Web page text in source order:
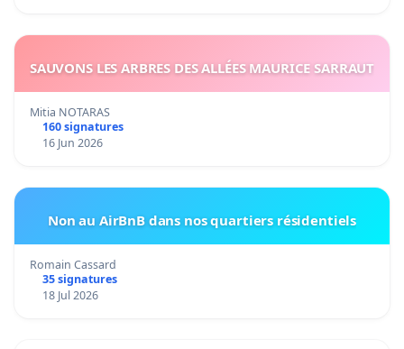
SAUVONS LES ARBRES DES ALLÉES MAURICE SARRAUT
Mitia NOTARAS
160 signatures
16 Jun 2026
Non au AirBnB dans nos quartiers résidentiels
Romain Cassard
35 signatures
18 Jul 2026